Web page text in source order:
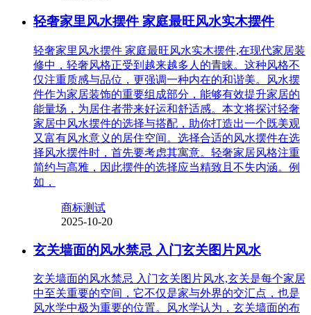
轻奢家里风水摆件 家庭最旺风水实木摆件
轻奢家里风水摆件 家庭最旺风水实木摆件,在现代家居装
修中，轻奢风格正受到越来越多人的青睐。这种风格不
仅注重质感与品位，更强调一种内在的和谐美。风水摆
件作为家居装饰的重要组成部分，能够有效提升家居的
能量场，为居住者带来好运和舒适感。本文将探讨轻奢
家居中风水摆件的选择与搭配，助你打造出一个既美观
又富有风水意义的居住空间。选择合适的风水摆件在选
择风水摆件时，首先要考虑其寓意。轻奢家居风格注重
简约与高雅，因此摆件的选择应当精致且不失内涵。例
如，
商标测试
2025-10-20
玄关墙面的风水禁忌 入门玄关图片风水
玄关墙面的风水禁忌 入门玄关图片风水,玄关是每个家居
中至关重要的空间，它不仅是家与外界的交汇点，也是
风水学中极为重要的位置。风水学认为，玄关墙面的布